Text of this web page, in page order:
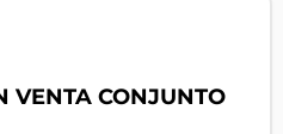
VENTA CONJUNTO